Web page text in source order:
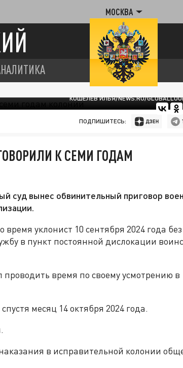
МОСКВА
КОШЕЛЕВ ИЛЬЯ/NEWS.RU/
ПОДПИШИТЕСЬ:
К СЕМИ ГОДАМ
суд вынес обвинительный приговор
уклонист 10 сентября 2024 года без
в пункт постоянной дислокации
время по своему усмотрению в
месяц 14 октября 2024 года.
в исправительной колонии